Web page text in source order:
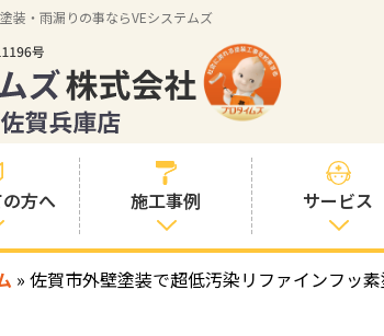
装・雨漏りの事ならVEシステムズ
方へ
壁塗
れて
施工事例
すべての事例
サービス
塗装プランと
» 佐賀市外壁塗装で超低汚染リファインフッ